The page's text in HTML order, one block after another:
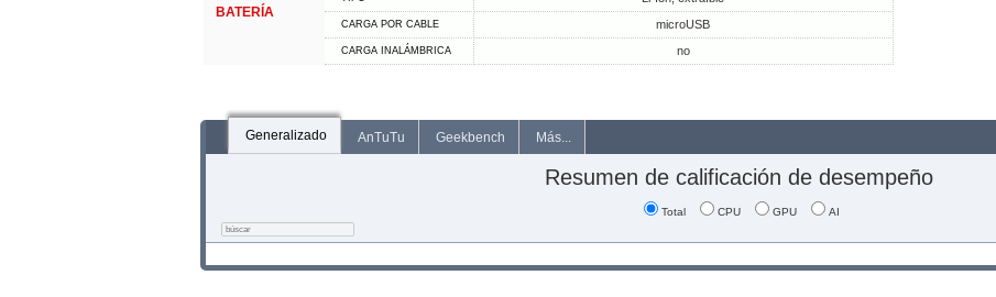
BATERÍA
CARGA POR CABLE microUSB
CARGA INALÁMBRICA no
Generalizado AnTuTu Geekbench Más...
Resumen de calificación de desempeño
Total CPU GPU AI